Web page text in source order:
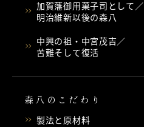
加賀藩御用菓子司として／
明治維新以後の森八
中興の祖・中宮茂吉／
苦難そして復活
森八のこだわり
製法と原材料